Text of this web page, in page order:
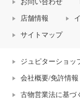
お問い合わせ
店舗情報
サイトマップ
ジュピターショッ
会社概要/免許情報
古物営業法に基づ